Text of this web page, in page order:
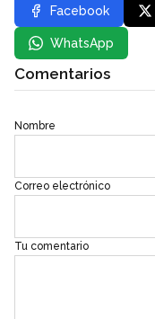
Facebook
WhatsApp
Comentarios
Nombre
Correo electrónico
Tu comentario